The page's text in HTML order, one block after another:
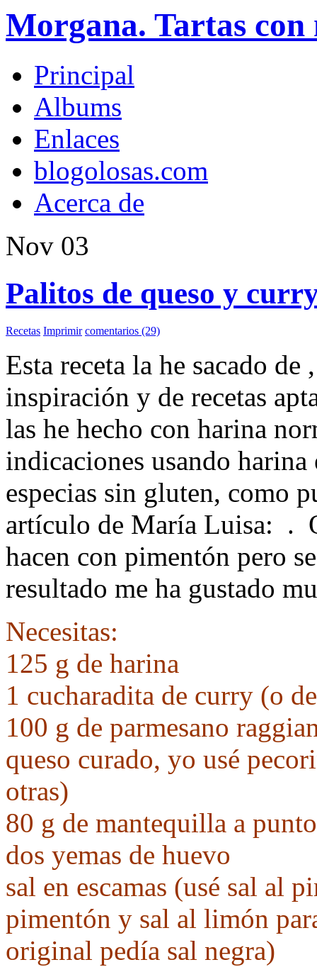
Morgana. Tartas con
Principal
Albums
Enlaces
blogolosas.com
Acerca de
Nov 03
Palitos de queso y
Recetas Imprimir comentarios (29)
Esta receta la he sacado de
inspiración y de recetas
las he hecho con harina
indicaciones usando
especias sin gluten, como
artículo de María Luisa: .
hacen con pimentón pero
resultado me ha gustado
Necesitas:
125 g de harina
1 cucharadita de curry (o
100 g de parmesano
queso curado, yo usé
otras)
80 g de mantequilla a
dos yemas de huevo
sal en escamas (usé sal al
pimentón y sal al limón
original pedía sal negra)